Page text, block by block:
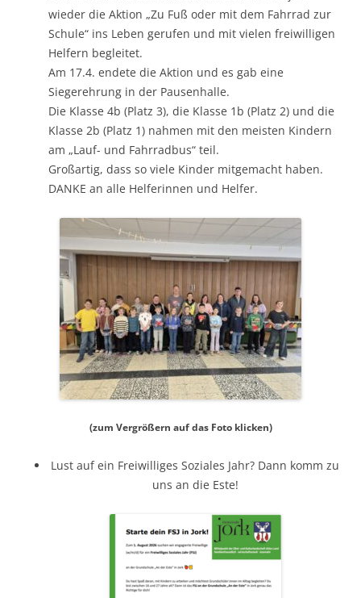
wieder die Aktion „Zu Fuß oder mit dem Fahrrad zur
Schule“ ins Leben gerufen und mit vielen freiwilligen
Helfern begleitet.
Am 17.4. endete die Aktion und es gab eine
Siegerehrung in der Pausenhalle.
Die Klasse 4b (Platz 3), die Klasse 1b (Platz 2) und die
Klasse 2b (Platz 1) nahmen mit den meisten Kindern
am „Lauf- und Fahrradbus“ teil.
Großartig, dass so viele Kinder mitgemacht haben.
DANKE an alle Helferinnen und Helfer.
(zum Vergrößern auf das Foto klicken)
Lust auf ein Freiwilliges Soziales Jahr? Dann komm zu
uns an die Este!